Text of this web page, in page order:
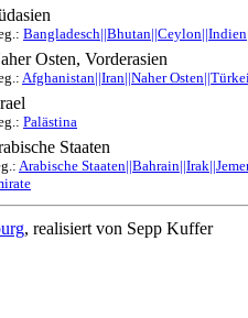
Osten, Vorderasien
Afghanistan||Iran||Naher
Palästina
Staaten
Arabische
, realisiert von Sepp Kuffer